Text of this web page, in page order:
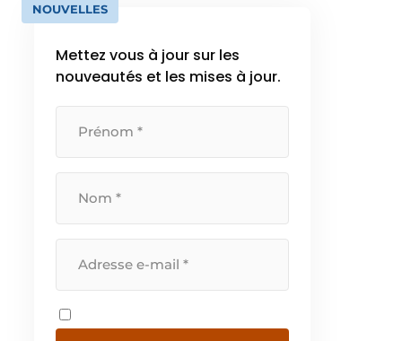
NOUVELLES
Mettez vous à jour sur les
nouveautés et les mises à jour.